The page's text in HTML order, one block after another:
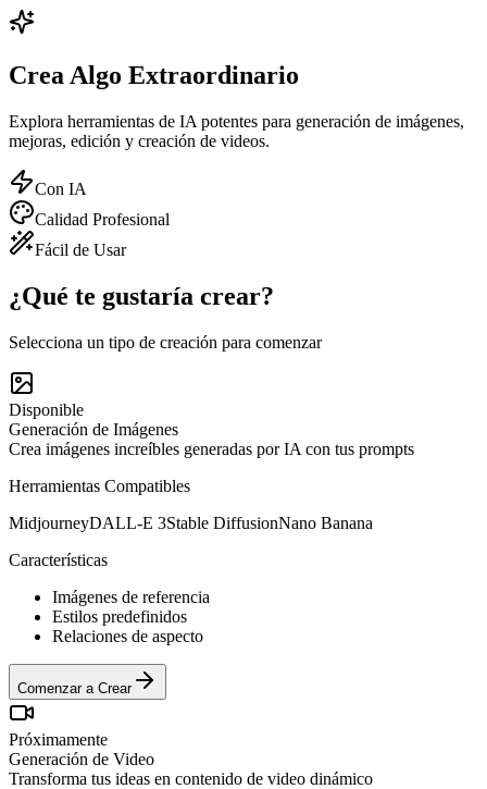
Crea Algo Extraordinario
Explora herramientas de IA potentes para generación de imágenes,
mejoras, edición y creación de videos.
Con IA
Calidad Profesional
Fácil de Usar
¿Qué te gustaría crear?
Selecciona un tipo de creación para comenzar
Disponible
Generación de Imágenes
Crea imágenes increíbles generadas por IA con tus prompts
Herramientas Compatibles
MidjourneyDALL-E 3Stable DiffusionNano Banana
Características
Imágenes de referencia
Estilos predefinidos
Relaciones de aspecto
Comenzar a Crear
Próximamente
Generación de Video
Transforma tus ideas en contenido de video dinámico